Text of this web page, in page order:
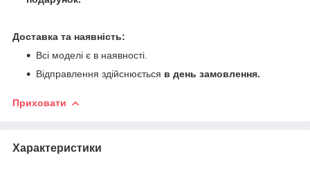
Доставка та наявність:
Всі моделі є в наявності.
Відправлення здійснюється в день замовлення.
Приховати
Характеристики